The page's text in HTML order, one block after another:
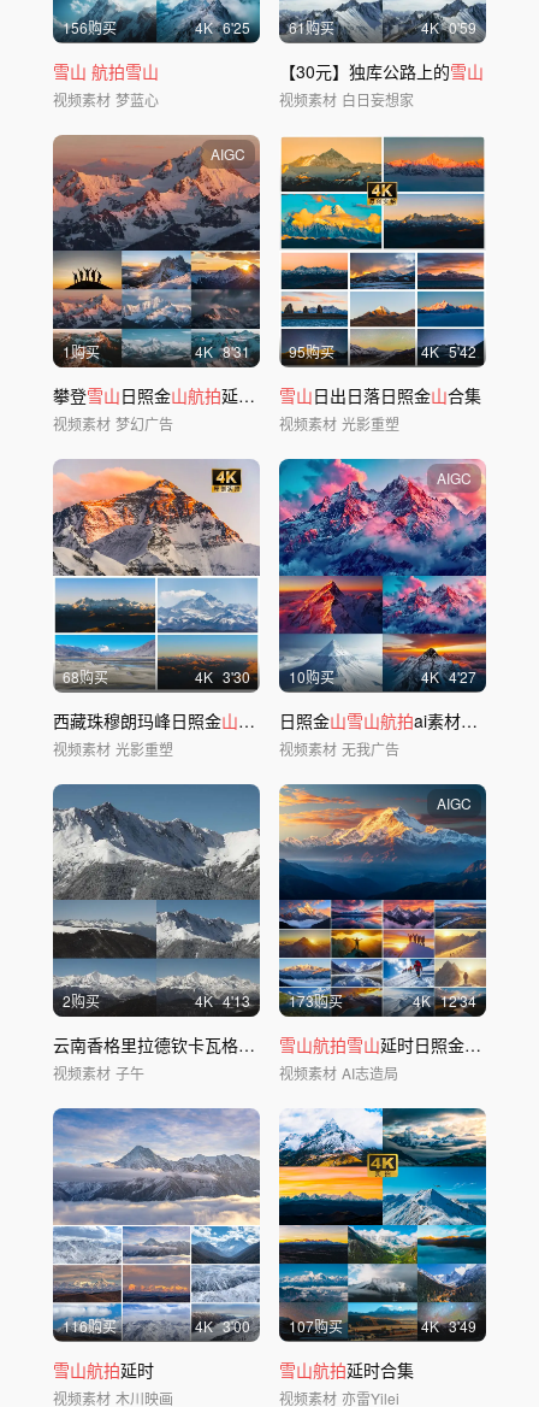
156购买 4K 6'25
雪山 航拍雪山
视频素材 梦蓝心
61购买 4K 0'59
【30元】独库公路上的雪山
视频素材 白日妄想家
AIGC
1购买 4K 8'31
攀登雪山日照金山航拍延时ai素材原创40
视频素材 梦幻广告
95购买 4K 5'42
雪山日出日落日照金山合集
视频素材 光影重塑
68购买 4K 3'30
西藏珠穆朗玛峰日照金山日出日落航拍延时
视频素材 光影重塑
AIGC
10购买 4K 4'27
日照金山雪山航拍ai素材原创
视频素材 无我广告
2购买 4K 4'13
云南香格里拉德钦卡瓦格博 雪山航拍
视频素材 子午
AIGC
173购买 4K 12'34
雪山航拍雪山延时日照金山
视频素材 AI志造局
116购买 4K 3'00
雪山航拍延时
视频素材 木川映画
107购买 4K 3'49
雪山航拍延时合集
视频素材 亦雷Yilei